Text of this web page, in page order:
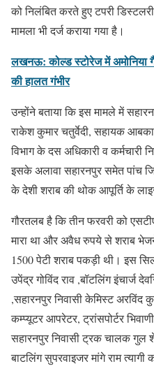
को निलंबित करते हुए टपरी
मामला भी दर्ज कराया गया है।
लखनऊ: कोल्ड स्टोरेज में अमोनिया
की हालत गंभीर
उन्होंने बताया कि इस मामले में
राकेश कुमार चतुर्वेदी, सहायक
विभाग के दस अधिकारी व कर्मचारी
इसके अलावा सहारनपुर समेत पांच
के देशी शराब की थोक आपूर्ति के
गौरतलब है कि तीन फरवरी को
मारा था और अवैध रुपये से शराब
1500 पेटी शराब पकड़ी थी। इस
उपेंद्र गोविंद राव ,बॉटलिंग इंचार्ज
,सहारनपुर निवासी केमिस्ट अरविंद
कम्प्यूटर आपरेटर, ट्रांसपोर्टर
सहारनपुर निवासी ट्रक चालक गुल
बाटलिंग सुपरवाइजर मांगे राम त्यागी